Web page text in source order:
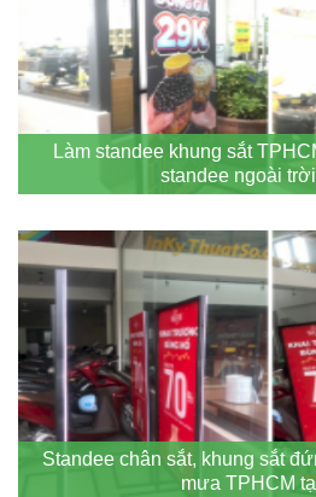
Làm standee khung sắt
standee ngoài
Standee chân sắt, khung sắt
mưa TPHCM